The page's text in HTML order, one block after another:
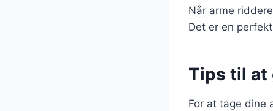
Når arme
Det er en
Tips til at
For at tage dine